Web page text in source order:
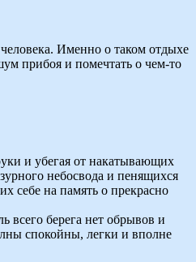
Именно о таком отдыхе
прибоя и помечтать о чем-то
и убегая от накатывающих
небосвода и пенящихся
себе на память о прекрасно
всего берега нет обрывов и
спокойны, легки и вполне